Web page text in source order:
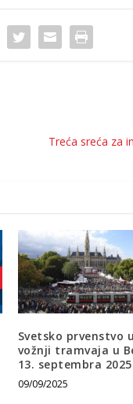
Treća sreća za
Svetsko prvenstvo u
vožnji tramvaja u
13. septembra
09/09/2025